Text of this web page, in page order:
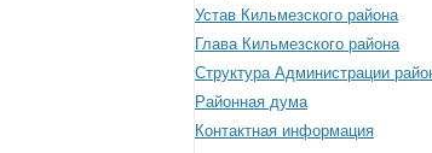
Устав Кильмезского района
Глава Кильмезского района
Структура Администрации
Районная дума
Контактная информация